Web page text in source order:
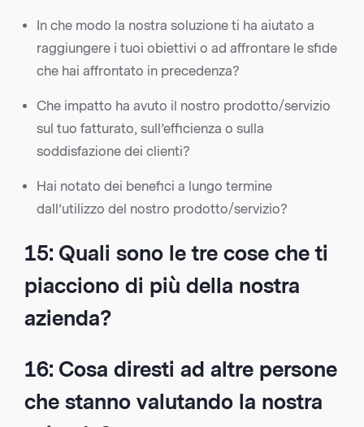
In che modo la nostra soluzione ti ha aiutato a
raggiungere i tuoi obiettivi o ad affrontare le sfide
che hai affrontato in precedenza?
Che impatto ha avuto il nostro prodotto/servizio
sul tuo fatturato, sull’efficienza o sulla
soddisfazione dei clienti?
Hai notato dei benefici a lungo termine
dall’utilizzo del nostro prodotto/servizio?
15: Quali sono le tre cose che ti
piacciono di più della nostra
azienda?
16: Cosa diresti ad altre persone
che stanno valutando la nostra